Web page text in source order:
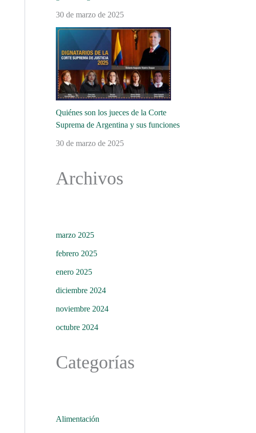
30 de marzo de 2025
Quiénes son los jueces de la Corte
Suprema de Argentina y sus funciones
30 de marzo de 2025
Archivos
marzo 2025
febrero 2025
enero 2025
diciembre 2024
noviembre 2024
octubre 2024
Categorías
Alimentación